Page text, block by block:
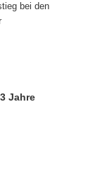
bei den
Jahre